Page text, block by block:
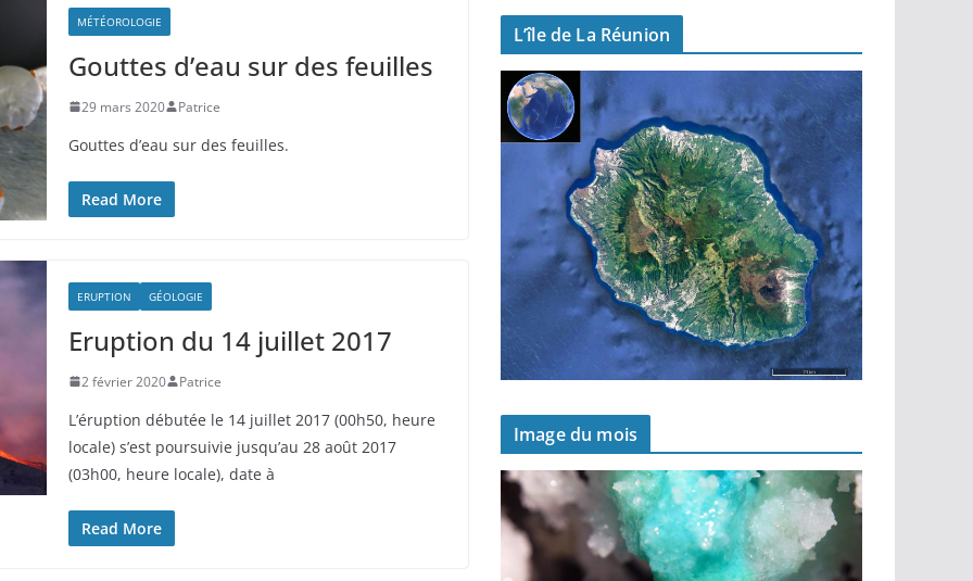
MÉTÉOROLOGIE
Gouttes d’eau sur des feuilles
29 mars 2020 Patrice
Gouttes d’eau sur des feuilles.
Read More
ERUPTION GÉOLOGIE
Eruption du 14 juillet 2017
2 février 2020 Patrice
L’éruption débutée le 14 juillet 2017 (00h50, heure
locale) s’est poursuivie jusqu’au 28 août 2017
(03h00, heure locale), date à
Read More
L’île de La Réunion
Image du mois